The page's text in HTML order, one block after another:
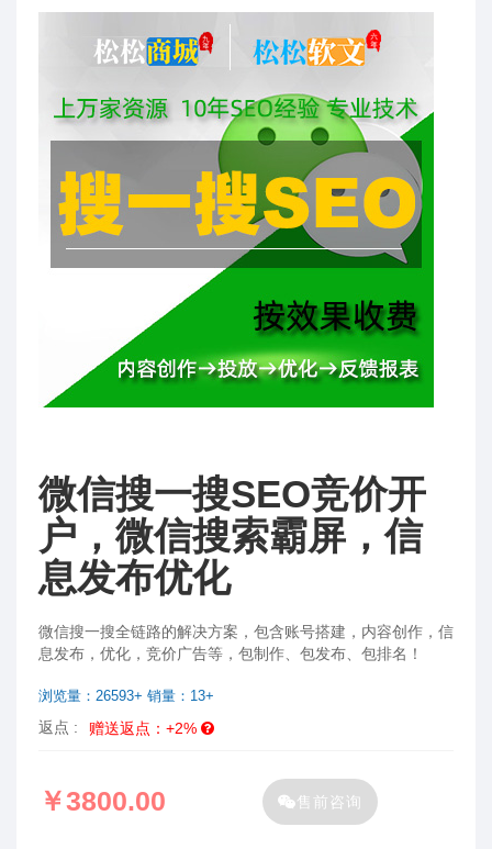
微信搜一搜SEO竞价开
户，微信搜索霸屏，信
息发布优化
微信搜一搜全链路的解决方案，包含账号搭建，内容创作，信
息发布，优化，竞价广告等，包制作、包发布、包排名！
浏览量：26593+ 销量：13+
返点 : 赠送返点：+2%
￥3800.00 售前咨询